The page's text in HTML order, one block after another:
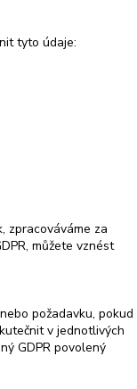
tyto údaje:
zpracováváme za
můžete vznést
požadavku, pokud
v jednotlivých
GDPR povolený